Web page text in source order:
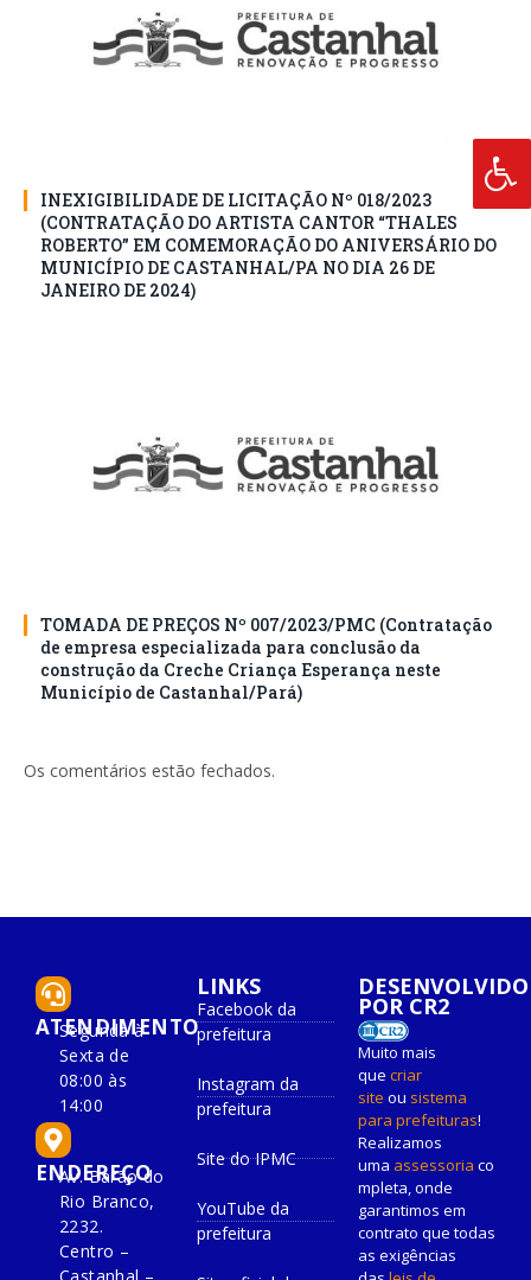
INEXIGIBILIDADE DE LICITAÇÃO Nº 018/2023
(CONTRATAÇÃO DO ARTISTA CANTOR “THALES
ROBERTO” EM COMEMORAÇÃO DO ANIVERSÁRIO DO
MUNICÍPIO DE CASTANHAL/PA NO DIA 26 DE
JANEIRO DE 2024)
TOMADA DE PREÇOS Nº 007/2023/PMC (Contratação
de empresa especializada para conclusão da
construção da Creche Criança Esperança neste
Município de Castanhal/Pará)
Os comentários estão fechados.
ATENDIMENTO
Segunda à
Sexta de
08:00 às
14:00
ENDEREÇO
Av. Barão do
Rio Branco,
2232.
Centro –
LINKS
Facebook da
prefeitura
Instagram da
prefeitura
Site do IPMC
YouTube da
prefeitura
DESENVOLVIDO
POR CR2
Muito mais
que criar
site ou sistema
para prefeituras!
Realizamos
uma assessoria co
mpleta, onde
garantimos em
contrato que todas
as exigências